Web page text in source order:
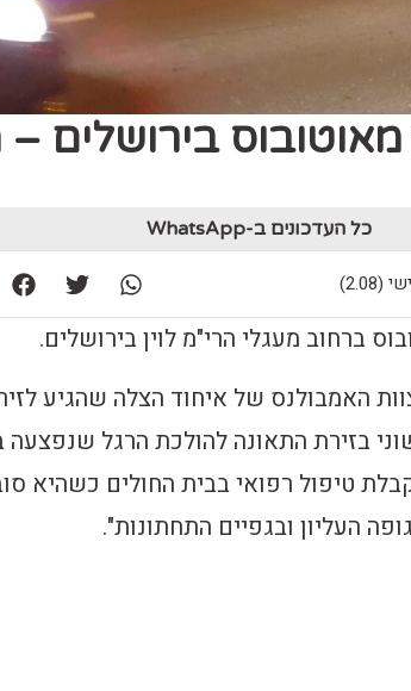
מאוטובוס
כל העדכונים ב-WhatsApp
ברחוב מעגלי הרי"מ לוין בירושלים.
האמבולנס של איחוד הצלה שהגיע
בזירת התאונה להולכת הרגל שנפצעה
טיפול רפואי בבית החולים כשהיא
העליון ובגפיים התחתונות".